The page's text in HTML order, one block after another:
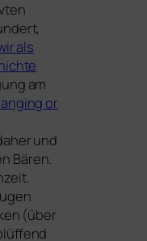
als
am
or
und
Bären.
(über